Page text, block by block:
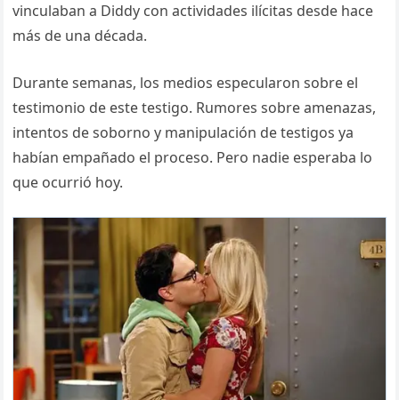
vinculaban a Diddy con actividades ilícitas desde hace
más de una década.
Durante semanas, los medios especularon sobre el
testimonio de este testigo. Rumores sobre amenazas,
intentos de soborno y manipulación de testigos ya
habían empañado el proceso. Pero nadie esperaba lo
que ocurrió hoy.